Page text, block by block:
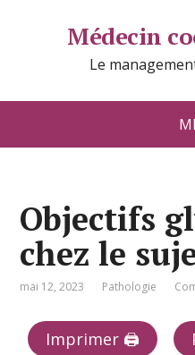
Médecin
Le
Objectifs
chez le
mai 12, 2023 Pathologie
Imprimer 🖨